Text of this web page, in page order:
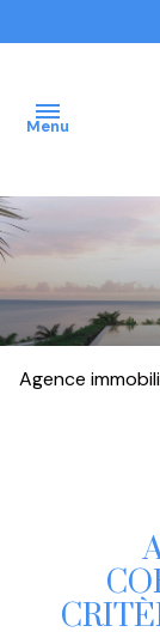
Menu
ACCUEIL
VENTES
IMMOBILIER
VENDUS
Agence